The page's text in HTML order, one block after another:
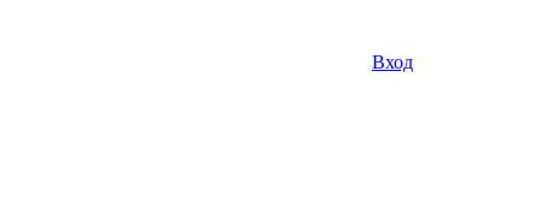
Вход